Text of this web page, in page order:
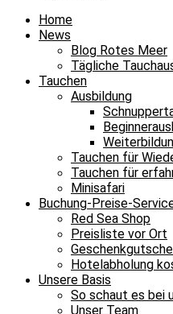
Home
News
Blog Rotes Meer
Tägliche
Tauchen
Ausbildung
Tauchen für
Tauchen für
Minisafari
Buchung-Preise-
Red Sea Shop
Preisliste vor Ort
Hotelabholung
Unsere Basis
So schaut es bei
Unser Team